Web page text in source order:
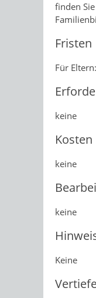
finden
Fristen
Für
keine
Kosten
keine
keine
Keine